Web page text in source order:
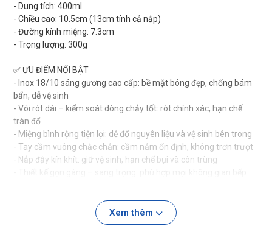
- Dung tích: 400ml
- Chiều cao: 10.5cm (13cm tính cả nắp)
- Đường kính miệng: 7.3cm
- Trọng lượng: 300g
✅ ƯU ĐIỂM NỔI BẬT
- Inox 18/10 sáng gương cao cấp: bề mặt bóng đẹp, chống bám
bẩn, dễ vệ sinh
- Vòi rót dài – kiểm soát dòng chảy tốt: rót chính xác, hạn chế
tràn đổ
- Miệng bình rộng tiện lợi: dễ đổ nguyên liệu và vệ sinh bên trong
- Tay cầm vuông chắc chắn: cầm nắm ổn định, không trơn trượt
- Nắp đậy kín khít: giữ vệ sinh, hạn chế bụi và côn trùng
✅ ỨNG DỤNG SẢN PHẨM
- Pha chế cà phê, trà, sữa, sốt
Xem thêm